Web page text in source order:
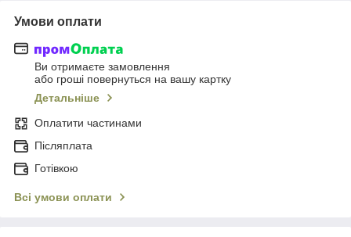
Умови оплати
Ви отримаєте замовлення
або гроші повернуться на вашу картку
Детальніше
Оплатити частинами
Післяплата
Готівкою
Всі умови оплати